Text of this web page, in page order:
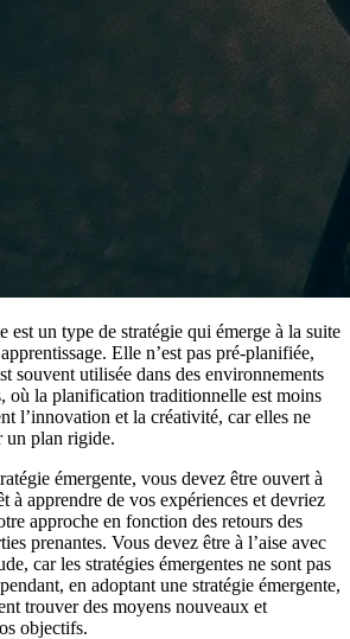
est un type de stratégie qui émerge à la suite
Elle n’est pas pré-planifiée,
souvent utilisée dans des environnements
où la planification traditionnelle est moins
l’innovation et la créativité, car elles ne
un plan rigide.
émergente, vous devez être ouvert à
à apprendre de vos expériences et devriez
approche en fonction des retours des
prenantes. Vous devez être à l’aise avec
car les stratégies émergentes ne sont pas
en adoptant une stratégie émergente,
trouver des moyens nouveaux et
objectifs.